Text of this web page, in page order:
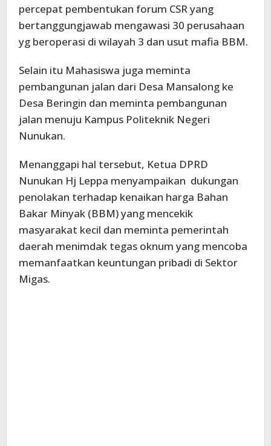
percepat pembentukan forum CSR yang
bertanggungjawab mengawasi 30 perusahaan
yg beroperasi di wilayah 3 dan usut mafia BBM.
Selain itu Mahasiswa juga meminta
pembangunan jalan dari Desa Mansalong ke
Desa Beringin dan meminta pembangunan
jalan menuju Kampus Politeknik Negeri
Nunukan.
Menanggapi hal tersebut, Ketua DPRD
Nunukan Hj Leppa menyampaikan dukungan
penolakan terhadap kenaikan harga Bahan
Bakar Minyak (BBM) yang mencekik
masyarakat kecil dan meminta pemerintah
daerah menimdak tegas oknum yang mencoba
memanfaatkan keuntungan pribadi di Sektor
Migas.